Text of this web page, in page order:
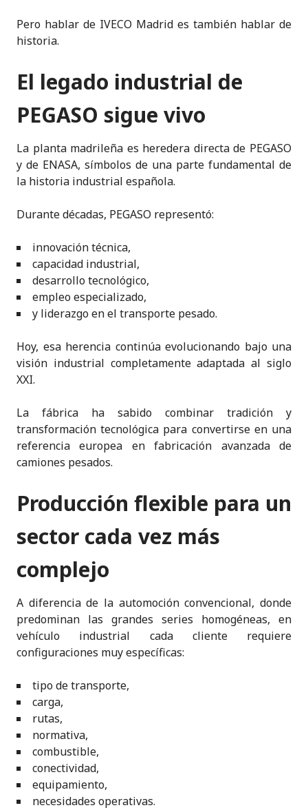
Pero hablar de IVECO Madrid es también hablar de
historia.
El legado industrial de
PEGASO sigue vivo
La planta madrileña es heredera directa de PEGASO
y de ENASA, símbolos de una parte fundamental de
la historia industrial española.
Durante décadas, PEGASO representó:
innovación técnica,
capacidad industrial,
desarrollo tecnológico,
empleo especializado,
y liderazgo en el transporte pesado.
Hoy, esa herencia continúa evolucionando bajo una
visión industrial completamente adaptada al siglo
XXI.
La fábrica ha sabido combinar tradición y
transformación tecnológica para convertirse en una
referencia europea en fabricación avanzada de
camiones pesados.
Producción flexible para un
sector cada vez más
complejo
A diferencia de la automoción convencional, donde
predominan las grandes series homogéneas, en
vehículo industrial cada cliente requiere
configuraciones muy específicas:
tipo de transporte,
carga,
rutas,
normativa,
combustible,
conectividad,
equipamiento,
necesidades operativas.